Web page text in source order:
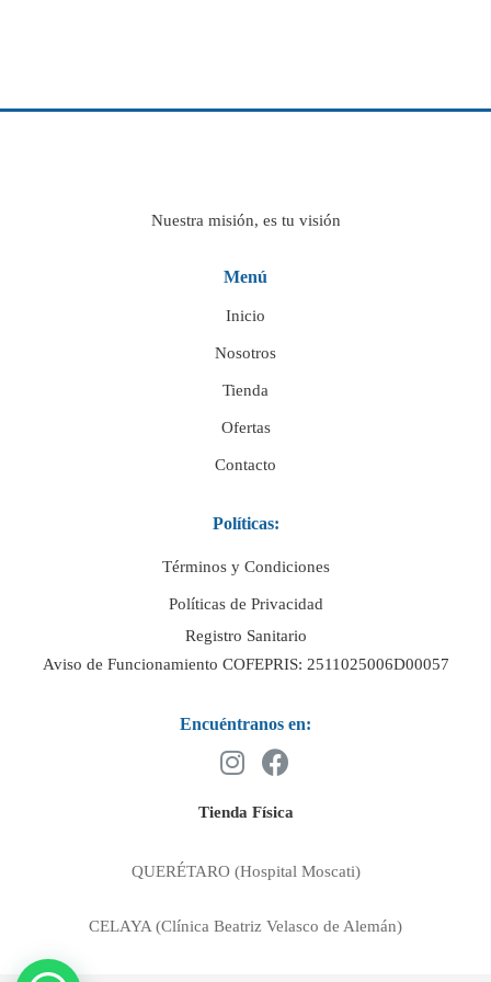
Nuestra misión, es tu visión
Menú
Inicio
Nosotros
Tienda
Ofertas
Contacto
Políticas:
Términos y Condiciones
Políticas de Privacidad
Registro Sanitario
Aviso de Funcionamiento COFEPRIS: 2511025006D00057
Encuéntranos en:
Tienda Física
QUERÉTARO (Hospital Moscati)
CELAYA (Clínica Beatriz Velasco de Alemán)